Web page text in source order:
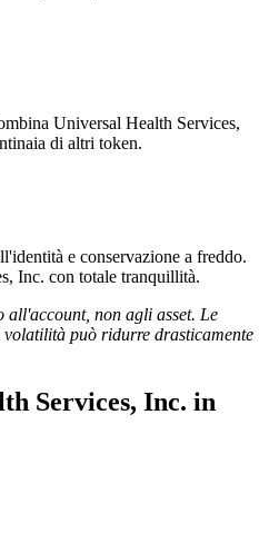
Universal Health Services,
di altri token.
e conservazione a freddo.
Inc. con totale tranquillità.
all'account, non agli asset. Le
può ridurre drasticamente
Services, Inc. in